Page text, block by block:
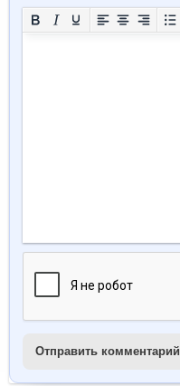
Отправить комментарий